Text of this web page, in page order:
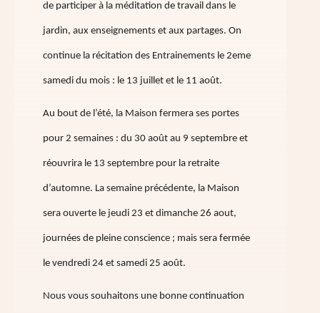
de participer à la méditation de travail dans le
jardin, aux enseignements et aux partages. On
continue la récitation des Entrainements le 2eme
samedi du mois : le 13 juillet et le 11 août.
Au bout de l’été, la Maison fermera ses portes
pour 2 semaines : du 30 août au 9 septembre et
réouvrira le 13 septembre pour la retraite
d’automne. La semaine précédente, la Maison
sera ouverte le jeudi 23 et dimanche 26 aout,
journées de pleine conscience ; mais sera fermée
le vendredi 24 et samedi 25 août.
Nous vous souhaitons une bonne continuation